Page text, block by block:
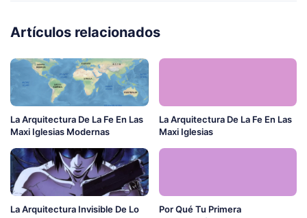
Artículos relacionados
La Arquitectura De La Fe En Las
Maxi Iglesias Modernas
La Arquitectura De La Fe En Las
Maxi Iglesias
La Arquitectura Invisible De Lo
Por Qué Tu Primera